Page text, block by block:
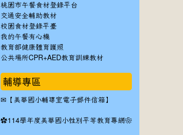
桃園市午餐食材登錄平台
交通安全輔助教材
校園食材登錄平臺
我的午餐有心機
教育部健康體育護照
公共場所CPR+AED教育訓練教材
輔導專區
✉ 【美華國小輔導室電子郵件信箱】
✿114學年度美華國小性別平等教育專網❀